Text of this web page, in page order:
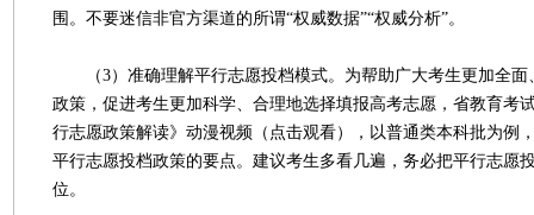
围。不要迷信非官方渠道的所谓“权威数据”“权威分析”。
（3）准确理解平行志愿投档模式。为帮助广大考生更加全面
政策，促进考生更加科学、合理地选择填报高考志愿，省教育考
行志愿政策解读》动漫视频（点击观看），以普通类本科批为例
平行志愿投档政策的要点。建议考生多看几遍，务必把平行志愿
位。